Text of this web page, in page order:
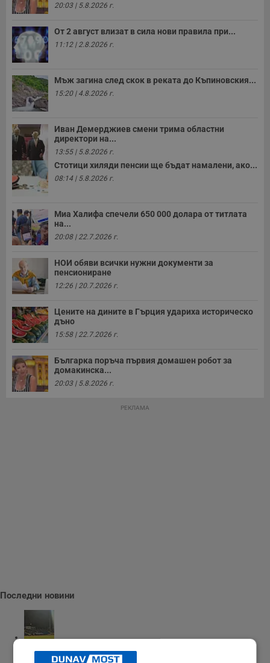
20:03 | 5.8.2026 г.
От 2 август влизат в сила нови правила при...
11:12 | 2.8.2026 г.
Мъж загина след скок в реката до Къпиновския...
15:20 | 4.8.2026 г.
Иван Демерджиев смени трима областни
директори на...
13:55 | 5.8.2026 г.
Стотици хиляди пенсии ще бъдат намалени, ако...
08:14 | 5.8.2026 г.
Миа Халифа спечели 650 000 долара от титлата
на...
20:08 | 22.7.2026 г.
НОИ обяви всички нужни документи за
пенсиониране
12:26 | 20.7.2026 г.
Цените на дините в Гърция удариха историческо
дъно
15:58 | 22.7.2026 г.
Българка поръча първия домашен робот за
домакинска...
20:03 | 5.8.2026 г.
РЕКЛАМА
Последни новини
"Арда" надигра "Дунав"